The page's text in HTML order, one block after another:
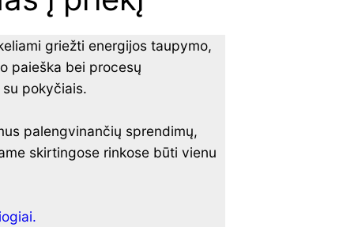
griežti energijos taupymo,
paieška bei procesų
pokyčiais.
palengvinančių sprendimų,
skirtingose rinkose būti vienu